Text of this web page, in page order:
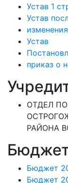
Устав 1
Устав
Устав
приказ о
ОТДЕЛ
РАЙОНА
Бюджет
Бюджет